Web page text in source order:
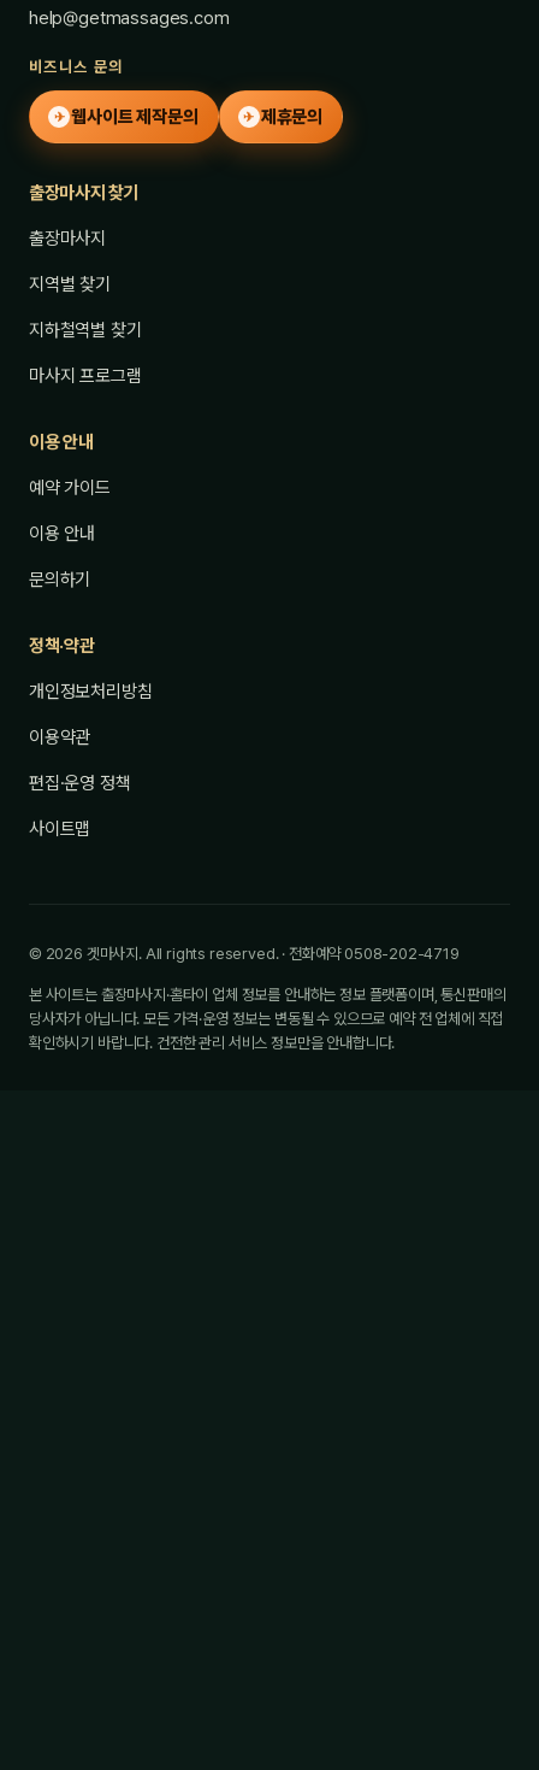
help@getmassages.com
비즈니스 문의
✈ 웹사이트 제작문의 ✈ 제휴문의
출장마사지 찾기
출장마사지
지역별 찾기
지하철역별 찾기
마사지 프로그램
이용 안내
예약 가이드
이용 안내
문의하기
정책·약관
개인정보처리방침
이용약관
편집·운영 정책
사이트맵
© 2026 겟마사지. All rights reserved. · 전화예약 0508-202-4719
본 사이트는 출장마사지·홈타이 업체 정보를 안내하는 정보 플랫폼이며, 통신판매의
당사자가 아닙니다. 모든 가격·운영 정보는 변동될 수 있으므로 예약 전 업체에 직접
확인하시기 바랍니다. 건전한 관리 서비스 정보만을 안내합니다.